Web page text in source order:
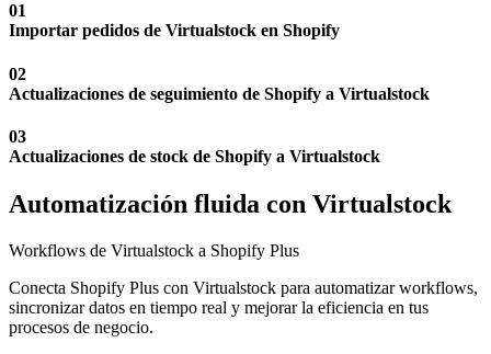
01
Importar pedidos de Virtualstock en Shopify
02
Actualizaciones de seguimiento de Shopify a Virtualstock
03
Actualizaciones de stock de Shopify a Virtualstock
Automatización fluida con Virtualstock
Workflows de Virtualstock a Shopify Plus
Conecta Shopify Plus con Virtualstock para automatizar workflows,
sincronizar datos en tiempo real y mejorar la eficiencia en tus
procesos de negocio.